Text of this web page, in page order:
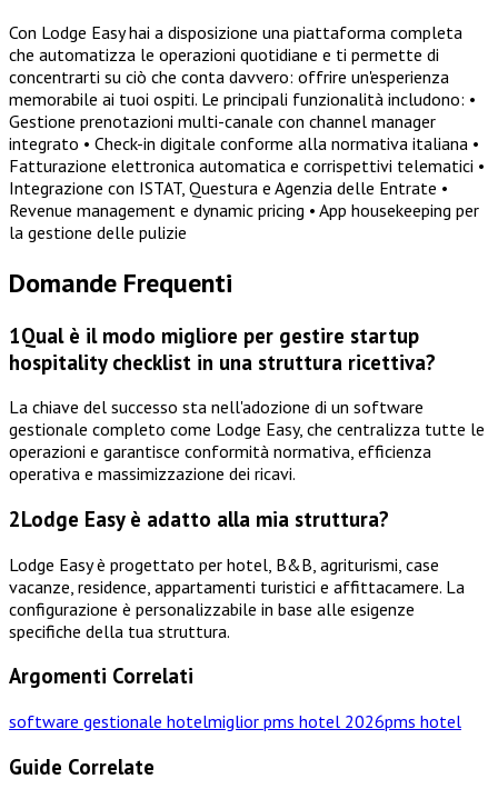
Con Lodge Easy hai a disposizione una piattaforma completa
che automatizza le operazioni quotidiane e ti permette di
concentrarti su ciò che conta davvero: offrire un'esperienza
memorabile ai tuoi ospiti. Le principali funzionalità includono: •
Gestione prenotazioni multi-canale con channel manager
integrato • Check-in digitale conforme alla normativa italiana •
Fatturazione elettronica automatica e corrispettivi telematici •
Integrazione con ISTAT, Questura e Agenzia delle Entrate •
Revenue management e dynamic pricing • App housekeeping per
la gestione delle pulizie
Domande Frequenti
1Qual è il modo migliore per gestire startup
hospitality checklist in una struttura ricettiva?
La chiave del successo sta nell'adozione di un software
gestionale completo come Lodge Easy, che centralizza tutte le
operazioni e garantisce conformità normativa, efficienza
operativa e massimizzazione dei ricavi.
2Lodge Easy è adatto alla mia struttura?
Lodge Easy è progettato per hotel, B&B, agriturismi, case
vacanze, residence, appartamenti turistici e affittacamere. La
configurazione è personalizzabile in base alle esigenze
specifiche della tua struttura.
Argomenti Correlati
software gestionale hotelmiglior pms hotel 2026pms hotel
Guide Correlate